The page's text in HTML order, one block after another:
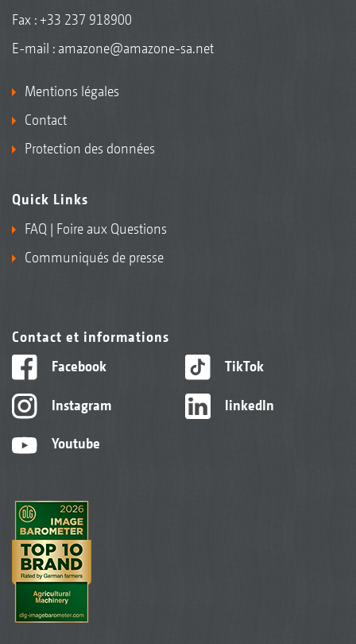
Fax : +33 237 918900
E-mail : amazone@amazone-sa.net
Mentions légales
Contact
Protection des données
Quick Links
FAQ | Foire aux Questions
Communiqués de presse
Contact et informations
Facebook
Instagram
Youtube
TikTok
linkedIn